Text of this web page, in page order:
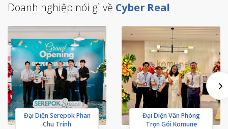
Doanh nghiệp nói gì về Cyber Real
Đại Diện Serepok Phan
Chu Trinh
Đại Diện Văn Phòng
Trọn Gói Komune